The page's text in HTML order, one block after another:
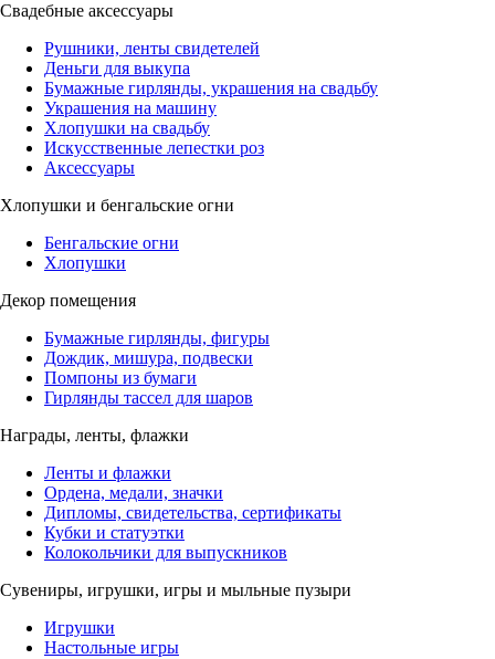
Свадебные аксессуары
Рушники, ленты свидетелей
Деньги для выкупа
Бумажные гирлянды, украшения на свадьбу
Украшения на машину
Хлопушки на свадьбу
Искусственные лепестки роз
Аксессуары
Хлопушки и бенгальские огни
Бенгальские огни
Хлопушки
Декор помещения
Бумажные гирлянды, фигуры
Дождик, мишура, подвески
Помпоны из бумаги
Гирлянды тассел для шаров
Награды, ленты, флажки
Ленты и флажки
Ордена, медали, значки
Дипломы, свидетельства, сертификаты
Кубки и статуэтки
Колокольчики для выпускников
Сувениры, игрушки, игры и мыльные пузыри
Игрушки
Настольные игры